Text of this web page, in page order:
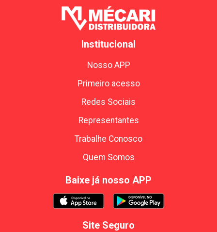
Institucional
Nosso APP
Primeiro acesso
Redes Sociais
Representantes
Trabalhe Conosco
Quem Somos
Baixe já nosso APP
Site Seguro